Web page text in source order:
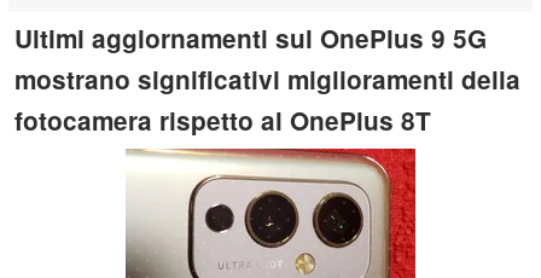
Ultimi aggiornamenti sul OnePlus 9 5G
mostrano significativi miglioramenti della
fotocamera rispetto al OnePlus 8T